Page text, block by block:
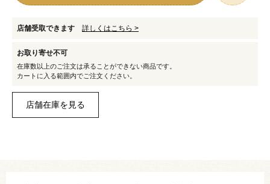
店舗受取できます 詳しくはこちら >
お取り寄せ不可
在庫数以上のご注文は承ることができない商品です。
カートに入る範囲内でご注文ください。